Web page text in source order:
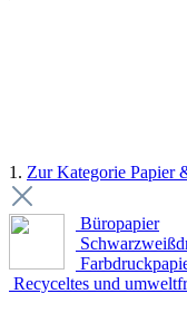
1. Zur Kategorie Papier
Büropapier
Recyceltes und